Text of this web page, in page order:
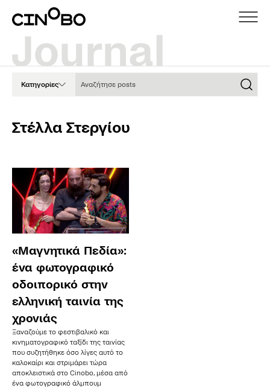
Κατηγορίες
Στέλλα Στεργίου
«Μαγνητικά Πεδία»:
ένα φωτογραφικό
οδοιπορικό στην
ελληνική ταινία της
χρονιάς
Ξαναζούμε το φεστιβαλικό και
κινηματογραφικό ταξίδι της ταινίας
που συζητήθηκε όσο λίγες αυτό το
καλοκαίρι και στριμάρει τώρα
αποκλειστικά στο Cinobo, μέσα από
ένα φωτογραφικό άλμπουμ